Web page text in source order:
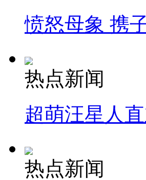
愤怒母象 携
热点新闻
超萌汪星人
热点新闻